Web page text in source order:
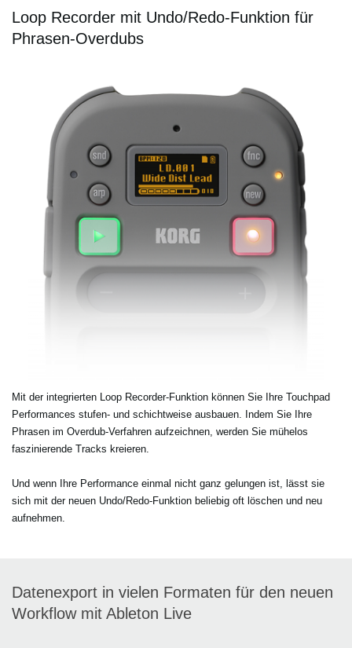
Loop Recorder mit Undo/Redo-Funktion für
Phrasen-Overdubs
Mit der integrierten Loop Recorder-Funktion können Sie Ihre Touchpad
Performances stufen- und schichtweise ausbauen. Indem Sie Ihre
Phrasen im Overdub-Verfahren aufzeichnen, werden Sie mühelos
faszinierende Tracks kreieren.
Und wenn Ihre Performance einmal nicht ganz gelungen ist, lässt sie
sich mit der neuen Undo/Redo-Funktion beliebig oft löschen und neu
aufnehmen.
Datenexport in vielen Formaten für den neuen
Workflow mit Ableton Live